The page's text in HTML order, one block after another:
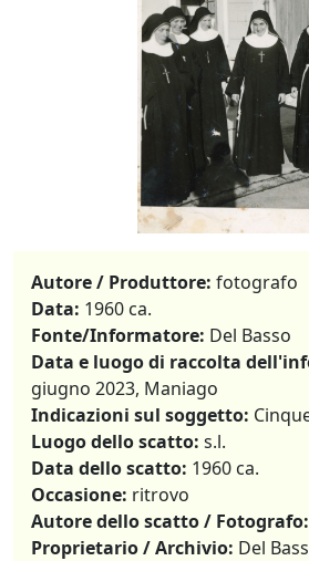
Autore / Produttore: fotografo
Data: 1960 ca.
Fonte/Informatore: Del Basso
Data e luogo di raccolta
giugno 2023, Maniago
Indicazioni sul soggetto:
Luogo dello scatto: s.l.
Data dello scatto: 1960 ca.
Occasione: ritrovo
Autore dello scatto / Fotografo:
Proprietario / Archivio: Del